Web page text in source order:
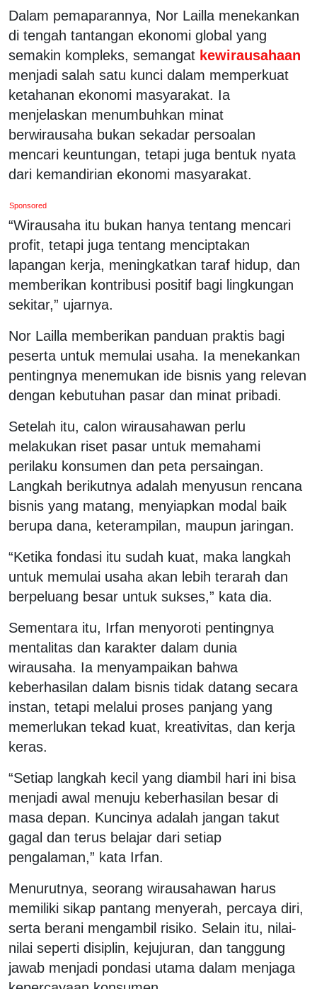
Dalam pemaparannya, Nor Lailla menekankan
di tengah tantangan ekonomi global yang
semakin kompleks, semangat kewirausahaan
menjadi salah satu kunci dalam memperkuat
ketahanan ekonomi masyarakat. Ia
menjelaskan menumbuhkan minat
berwirausaha bukan sekadar persoalan
mencari keuntungan, tetapi juga bentuk nyata
dari kemandirian ekonomi masyarakat.
Sponsored
“Wirausaha itu bukan hanya tentang mencari
profit, tetapi juga tentang menciptakan
lapangan kerja, meningkatkan taraf hidup, dan
memberikan kontribusi positif bagi lingkungan
sekitar,” ujarnya.
Nor Lailla memberikan panduan praktis bagi
peserta untuk memulai usaha. Ia menekankan
pentingnya menemukan ide bisnis yang relevan
dengan kebutuhan pasar dan minat pribadi.
Setelah itu, calon wirausahawan perlu
melakukan riset pasar untuk memahami
perilaku konsumen dan peta persaingan.
Langkah berikutnya adalah menyusun rencana
bisnis yang matang, menyiapkan modal baik
berupa dana, keterampilan, maupun jaringan.
“Ketika fondasi itu sudah kuat, maka langkah
untuk memulai usaha akan lebih terarah dan
berpeluang besar untuk sukses,” kata dia.
Sementara itu, Irfan menyoroti pentingnya
mentalitas dan karakter dalam dunia
wirausaha. Ia menyampaikan bahwa
keberhasilan dalam bisnis tidak datang secara
instan, tetapi melalui proses panjang yang
memerlukan tekad kuat, kreativitas, dan kerja
keras.
“Setiap langkah kecil yang diambil hari ini bisa
menjadi awal menuju keberhasilan besar di
masa depan. Kuncinya adalah jangan takut
gagal dan terus belajar dari setiap
pengalaman,” kata Irfan.
Menurutnya, seorang wirausahawan harus
memiliki sikap pantang menyerah, percaya diri,
serta berani mengambil risiko. Selain itu, nilai-
nilai seperti disiplin, kejujuran, dan tanggung
jawab menjadi pondasi utama dalam menjaga